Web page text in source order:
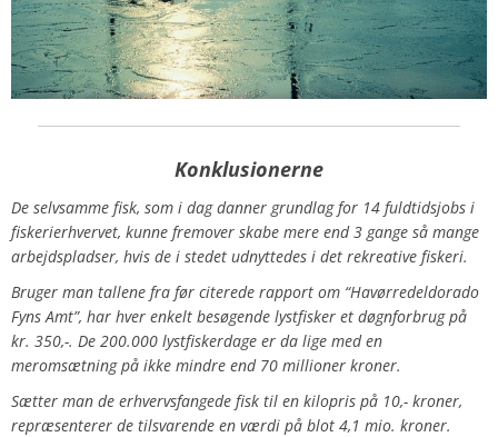
Konklusionerne
De selvsamme fisk, som i dag danner grundlag for 14 fuldtidsjobs i
fiskerierhvervet, kunne fremover skabe mere end 3 gange så mange
arbejdspladser, hvis de i stedet udnyttedes i det rekreative fiskeri.
Bruger man tallene fra før citerede rapport om “Havørredeldorado
Fyns Amt”, har hver enkelt besøgende lystfisker et døgnforbrug på
kr. 350,-. De 200.000 lystfiskerdage er da lige med en
meromsætning på ikke mindre end 70 millioner kroner.
Sætter man de erhvervsfangede fisk til en kilopris på 10,- kroner,
repræsenterer de tilsvarende en værdi på blot 4,1 mio. kroner.